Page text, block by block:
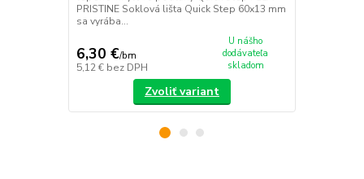
PRISTINE Soklová lišta Quick Step 60x13 mm
sa vyrába...
6,30 €/bm
5,12 € bez DPH
U nášho
dodávateľa
skladom
Zvoliť variant